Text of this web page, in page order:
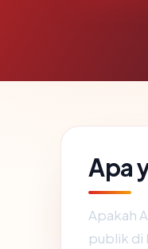
Apa
Apakah
publik di